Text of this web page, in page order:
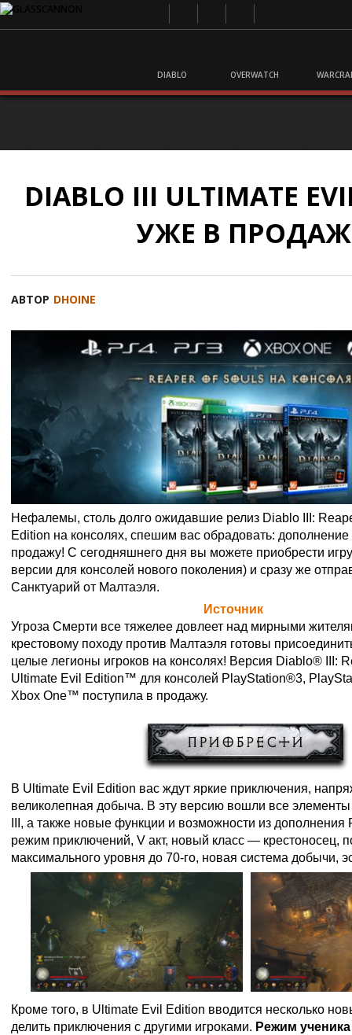
DIABLO OVERWATCH
DIABLO III ULTIMATE
УЖЕ В
АВТОР DHOINE
Нефалемы, столь долго ожидавшие релиз Diablo III:
Edition на консолях, спешим вас обрадовать:
продажу! С сегодняшнего дня вы можете приобрести
версии для консолей нового поколения) и сразу же
Санктуарий от Малтаэля.
Источник
Угроза Смерти все тяжелее довлеет над мирными
крестовому походу против Малтаэля готовы
целые легионы игроков на консолях! Версия Diablo® III:
Ultimate Evil Edition™ для консолей PlayStation®3,
Xbox One™ поступила в продажу.
В Ultimate Evil Edition вас ждут яркие приключения,
великолепная добыча. В эту версию вошли все
III, а также новые функции и возможности из дополнения
режим приключений, V акт, новый класс — крестоносец,
максимального уровня до 70-го, новая система добычи,
Кроме того, в Ultimate Evil Edition вводится несколько
делить приключения с другими игроками. Режим ученика